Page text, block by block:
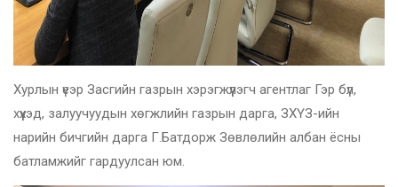
Хурлын үеэр Засгийн газрын хэрэгжүүлэгч агентлаг Гэр бүл,
хүүхэд, залуучуудын хөгжлийн газрын дарга, ЗХҮЗ-ийн
нарийн бичгийн дарга Г.Батдорж Зөвлөлийн албан ёсны
батламжийг гардуулсан юм.